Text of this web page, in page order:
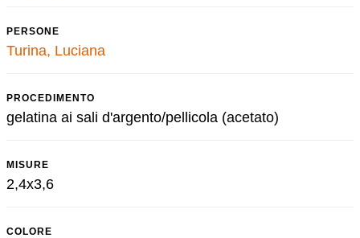
PERSONE
Turina, Luciana
PROCEDIMENTO
gelatina ai sali d'argento/pellicola (acetato)
MISURE
2,4x3,6
COLORE